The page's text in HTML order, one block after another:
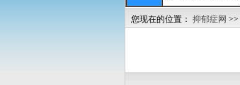
您现在的位置： 抑郁症网 >>